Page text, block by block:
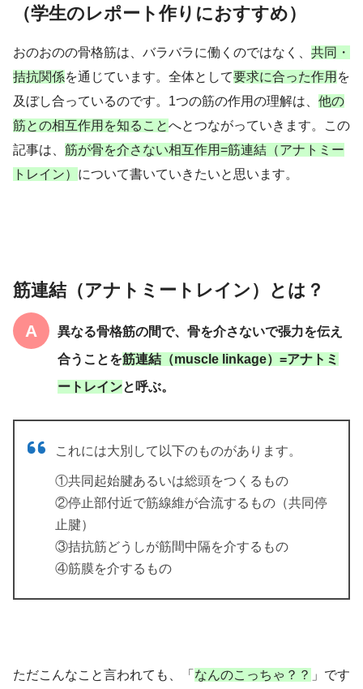
（学生のレポート作りにおすすめ）
おのおのの骨格筋は、バラバラに働くのではなく、 共同・
拮抗関係を通じています。 全体として要求に合った作用 を
及ぼし合っているのです。 1つの筋の作用の理解は、 他の
筋との相互作用を知ることへとつながっていきます。
この
記事は、 筋が骨を介さない相互作用=筋連結（アナトミー
トレイン） について書いていきたいと思います。
筋連結（アナトミートレイン）とは？
異なる骨格筋の間で、骨を介さないで張力を伝え
合うことを筋連結（muscle linkage）=アナトミ
ートレインと呼ぶ。
これには大別して以下のものがあります。
①共同起始腱あるいは総頭をつくるもの
②停止部付近で筋線維が合流するもの（共同停
止腱）
③拮抗筋どうしが筋間中隔を介するもの
④筋膜を介するもの
ただこんなこと言われても、「 なんのこっちゃ？？ 」です